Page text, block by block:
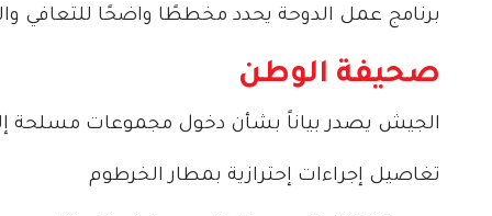
برنامج عمل الدوحة يحدد مخططًا واضحًا للتعافي
صحيفة الوطن
الجيش يصدر بياناً بشأن دخول مجموعات مسلحة
تغاصيل إجراءات إحترازية بمطار الخرطوم